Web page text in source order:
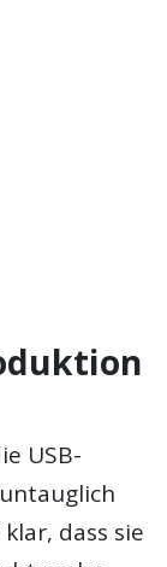
USB-
dass sie